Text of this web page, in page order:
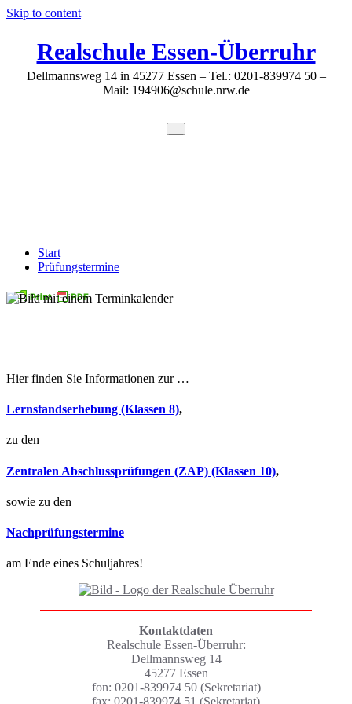
Skip to content
Realschule Essen-Überruhr
Dellmannsweg 14 in 45277 Essen – Tel.: 0201-839974 50 –
Mail: 194906@schule.nrw.de
Start
Prüfungstermine
Hier finden Sie Informationen zur …
Lernstandserhebung (Klassen 8),
zu den
Zentralen Abschlussprüfungen (ZAP) (Klassen 10),
sowie zu den
Nachprüfungstermine
am Ende eines Schuljahres!
Kontaktdaten
Realschule Essen-Überruhr:
Dellmannsweg 14
45277 Essen
fon: 0201-839974 50 (Sekretariat)